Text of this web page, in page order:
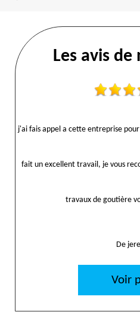
Les avis de
j'ai fais appel a cette entreprise
fait un excellent travail, je vous
travaux de goutière
De
Voir